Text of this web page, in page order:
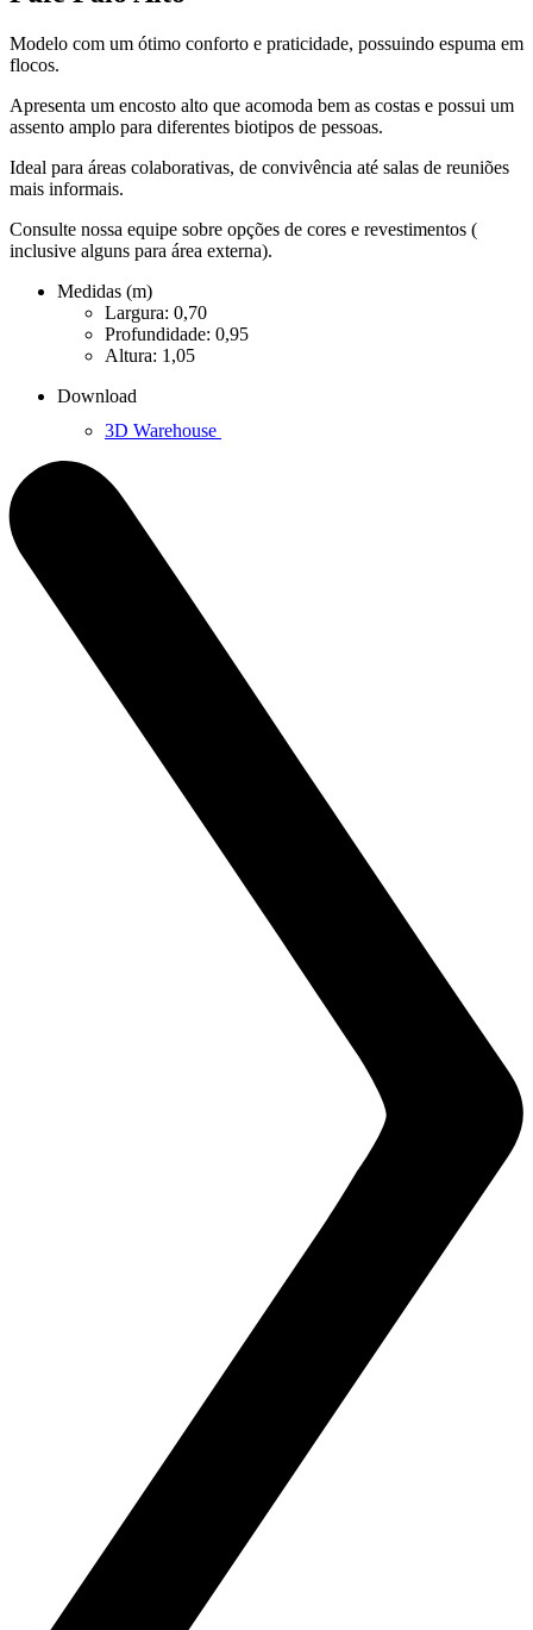
Modelo com um ótimo conforto e praticidade, possuindo espuma em
flocos.
Apresenta um encosto alto que acomoda bem as costas e possui um
assento amplo para diferentes biotipos de pessoas.
Ideal para áreas colaborativas, de convivência até salas de reuniões
mais informais.
Consulte nossa equipe sobre opções de cores e revestimentos (
inclusive alguns para área externa).
Medidas (m)
Largura: 0,70
Profundidade: 0,95
Altura: 1,05
Download
3D Warehouse